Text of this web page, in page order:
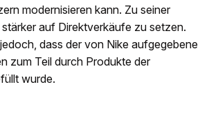
modernisieren kann. Zu seiner
auf Direktverkäufe zu setzen.
dass der von Nike aufgegebene
zum Teil durch Produkte der
wurde.